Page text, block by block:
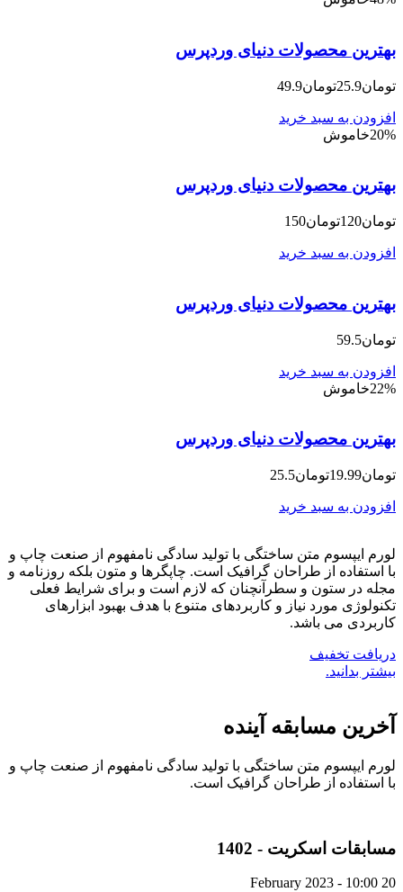
بهترین محصولات دنیای وردپرس
تومان25.9 تومان49.9
افزودن به سبد خرید
20%خاموش
بهترین محصولات دنیای وردپرس
تومان120 تومان150
افزودن به سبد خرید
بهترین محصولات دنیای وردپرس
تومان59.5
افزودن به سبد خرید
22%خاموش
بهترین محصولات دنیای وردپرس
تومان19.99 تومان25.5
افزودن به سبد خرید
لورم ایپسوم متن ساختگی با تولید سادگی نامفهوم از صنعت چاپ و
با استفاده از طراحان گرافیک است. چاپگرها و متون بلکه روزنامه و
مجله در ستون و سطرآنچنان که لازم است و برای شرایط فعلی
تکنولوژی مورد نیاز و کاربردهای متنوع با هدف بهبود ابزارهای
کاربردی می باشد.
دریافت تخفیف
بیشتر بدانید.
آخرین مسابقه آینده
لورم ایپسوم متن ساختگی با تولید سادگی نامفهوم از صنعت چاپ و
با استفاده از طراحان گرافیک است.
مسابقات اسکریت - 1402
20 February 2023 - 10:00